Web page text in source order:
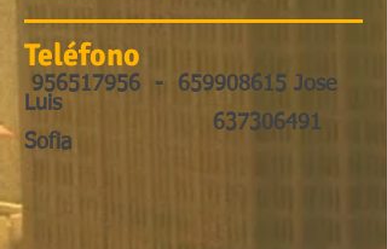
Teléfono
956517956 - 659908615 Jose
Luis
637306491
Sofia